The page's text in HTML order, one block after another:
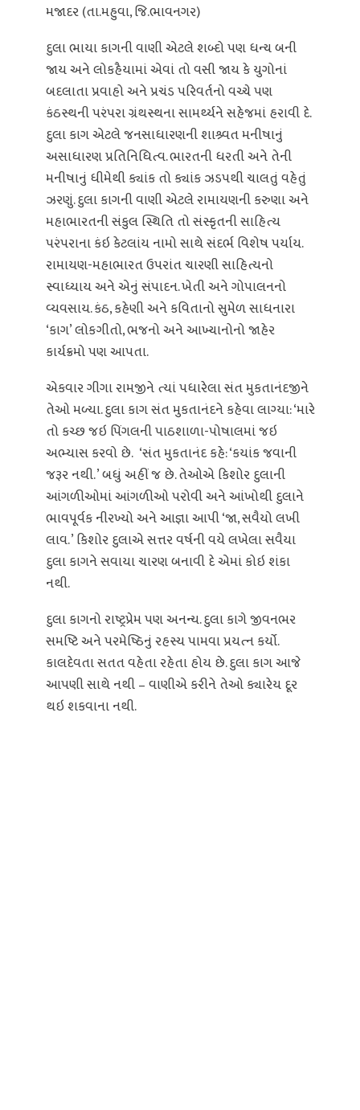
મજાદર (તા.મહુવા, જિ.ભાવનગર)
દુલા ભાયા કાગની વાણી એટલે શબ્‍દો પણ ધન્ય બની
જાય અને લોકહૈયામાં એવાં તો વસી જાય કે યુગોનાં
બદલાતા પ્રવાહો અને પ્રચંડ પરિવર્તનો વચ્‍ચે પણ
કંઠસ્‍થની પરંપરા ગ્રંથસ્‍થના સામર્થ્‍યને સહેજમાં હરાવી દે.
દુલા કાગ એટલે જનસાધારણની શાશ્ર્વત મનીષાનું
અસાધારણ પ્રતિનિધિત્‍વ. ભારતની ધરતી અને તેની
મનીષાનું ધીમેથી ક્યાંક તો ક્યાંક ઝડપથી ચાલતું વહેતું
ઝરણું. દુલા કાગની વાણી એટલે રામાયણની કરુણા અને
મહાભારતની સંકુલ સ્થિતિ તો સંસ્‍કૃતની સાહિત્‍ય
પરંપરાના કંઇ કેટલાંય નામો સાથે સંદર્ભ વિશેષ પર્યાય.
રામાયણ-મહાભારત ઉપરાંત ચારણી સાહિત્યનો
સ્વાધ્યાય અને એનું સંપાદન. ખેતી અને ગોપાલનનો
વ્યવસાય. કંઠ, કહેણી અને કવિતાનો સુમેળ સાધનારા
‘કાગ’ લોકગીતો, ભજનો અને આખ્યાનોનો જાહેર
કાર્યક્રમો પણ આપતા.
એકવાર ગીગા રામજીને ત્‍યાં પધારેલા સંત મુકતાનંદજીને
તેઓ મળ્યા. દુલા કાગ સંત મુકતાનંદને કહેવા લાગ્‍યા: ‘મારે
તો કચ્‍છ જઇ પિંગલની પાઠશાળા-પોષાલમાં જઇ
અભ્‍યાસ કરવો છે. ‘સંત મુકતાનંદ કહે: ‘કયાંક જવાની
જરૂર નથી. ’ બધું અહીં જ છે. તેઓએ કિશોર દુલાની
આંગળીઓમાં આંગળીઓ પરોવી અને આંખોથી દુલાને
ભાવપૂર્વક નીરખ્‍યો અને આજ્ઞા આપી ‘જા, સવૈયો લખી
લાવ. ’ કિશોર દુલાએ સત્તર વર્ષની વયે લખેલા સવૈયા
દુલા કાગને સવાયા ચારણ બનાવી દે એમાં કોઇ શંકા
નથી.
દુલા કાગનો રાષ્‍ટ્રપ્રેમ પણ અનન્‍ય. દુલા કાગે જીવનભર
સમષ્ટિ અને પરમેષ્ઠિનું રહસ્‍ય પામવા પ્રયત્‍ન કર્યો.
કાલદેવતા સતત વહેતા રહેતા હોય છે. દુલા કાગ આજે
આપણી સાથે નથી – વાણીએ કરીને તેઓ ક્યારેય દૂર
થઇ શકવાના નથી.